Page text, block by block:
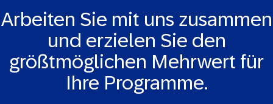
Arbeiten Sie mit uns zusammen
und erzielen Sie den
größtmöglichen Mehrwert für
Ihre Programme.